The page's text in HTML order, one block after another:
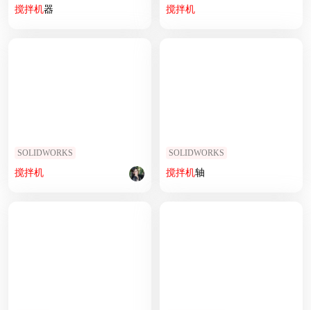
搅拌机器 搅拌机
SOLIDWORKS
搅拌机
SOLIDWORKS
搅拌机轴